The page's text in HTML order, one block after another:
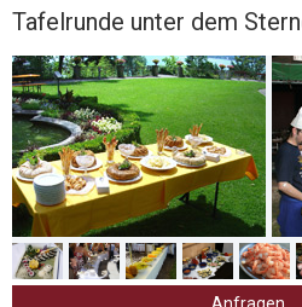
Tafelrunde unter dem